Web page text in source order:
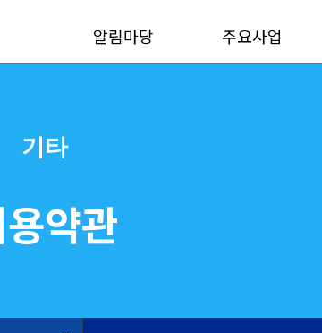
알림마당 주요사업
기타
약관